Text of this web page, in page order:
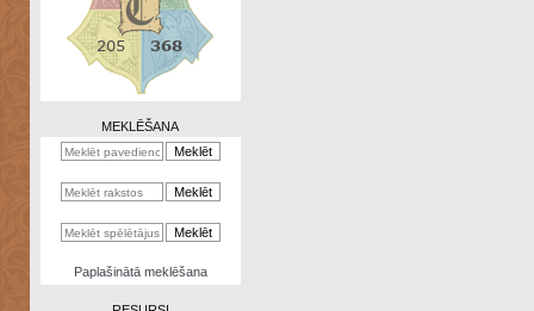
Zināšanu
kalkulators
Nomētātās
MEKLĒŠANA
Paplašinātā meklēšana